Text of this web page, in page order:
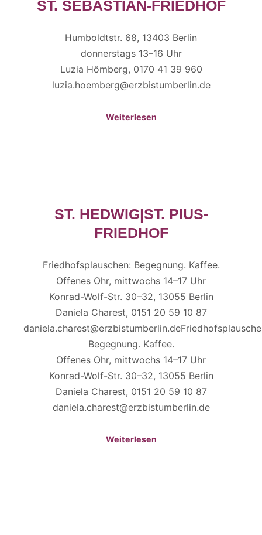
ST. SEBASTIAN-FRIEDHOF
Humboldtstr. 68, 13403 Berlin
donnerstags 13–16 Uhr
Luzia Hömberg, 0170 41 39 960
luzia.hoemberg@erzbistumberlin.de
Weiterlesen
ST. HEDWIG|ST. PIUS-
FRIEDHOF
Friedhofsplauschen: Begegnung. Kaffee.
Offenes Ohr, mittwochs 14–17 Uhr
Konrad-Wolf-Str. 30–32, 13055 Berlin
Daniela Charest, 0151 20 59 10 87
Begegnung. Kaffee.
Offenes Ohr, mittwochs 14–17 Uhr
Konrad-Wolf-Str. 30–32, 13055 Berlin
Daniela Charest, 0151 20 59 10 87
daniela.charest@erzbistumberlin.de
Weiterlesen